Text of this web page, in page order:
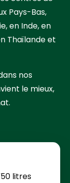
Pays-Bas,
en Inde, en
Thaïlande et
nos
le mieux,
litres